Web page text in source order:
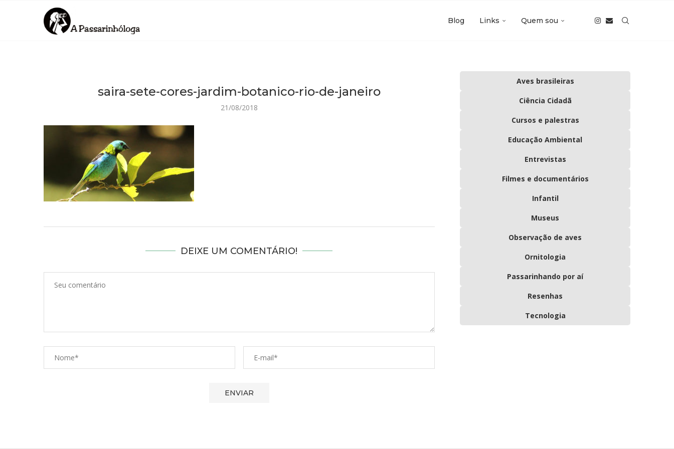
Blog Links Quem sou
saira-sete-cores-jardim-botanico-rio-de-janeiro
21/08/2018
DEIXE UM COMENTÁRIO!
Aves brasileiras
Ciência Cidadã
Cursos e palestras
Educação Ambiental
Entrevistas
Filmes e documentários
Infantil
Museus
Observação de aves
Ornitologia
Passarinhando por aí
Resenhas
Tecnologia